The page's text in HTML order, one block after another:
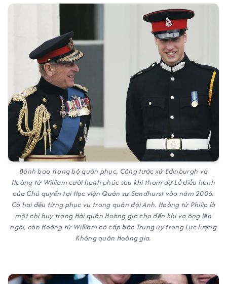
Bảnh bao trong bộ quân phục, Công tước xứ Edinburgh và
Hoàng tử William cười hạnh phúc sau khi tham dự Lễ diễu hành
của Chủ quyền tại Học viện Quân sự Sandhurst vào năm 2006.
Cả hai đều từng phục vụ trong quân đội Anh. Hoàng tử Philip là
một chỉ huy trong Hải quân Hoàng gia cho đến khi vợ ông lên
ngôi, còn Hoàng tử William có cấp bậc Trung úy trong Lực lượng
Không quân Hoàng gia.